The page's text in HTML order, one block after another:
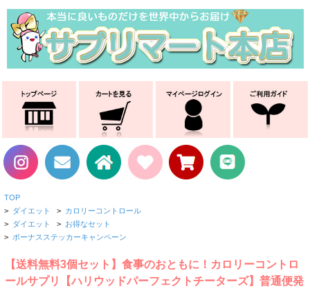
TOP
> ダイエット > カロリーコントロール
> ダイエット > お得なセット
> ボーナスステッカーキャンペーン
【送料無料3個セット】食事のおともに！カロリーコントロ
ールサプリ【ハリウッドパーフェクトチーターズ】普通便発